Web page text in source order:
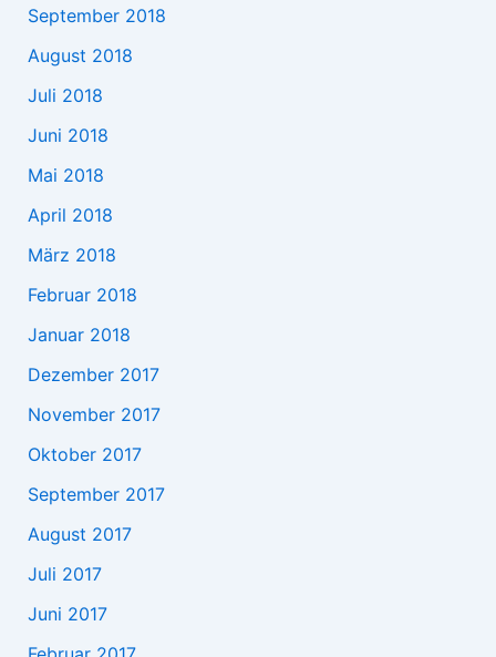
September 2018
August 2018
Juli 2018
Juni 2018
Mai 2018
April 2018
März 2018
Februar 2018
Januar 2018
Dezember 2017
November 2017
Oktober 2017
September 2017
August 2017
Juli 2017
Juni 2017